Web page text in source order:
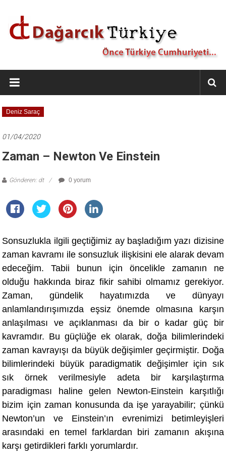
Dağarcık
Türkiye
Önce
Türkiye
Deniz Saraç
01/04/2020
Zaman – Newton Ve Einstein
Gönderen: dt 0 yorum
Sonsuzlukla ilgili geçtiğimiz ay başladığım yazı dizisine
zaman kavramı ile sonsuzluk ilişkisini ele alarak devam
edeceğim. Tabii bunun için öncelikle zamanın ne
olduğu hakkında biraz fikir sahibi olmamız gerekiyor.
Zaman, gündelik hayatımızda ve dünyayı
anlamlandırışımızda eşsiz önemde olmasına karşın
anlaşılması ve açıklanması da bir o kadar güç bir
kavramdır. Bu güçlüğe ek olarak, doğa bilimlerindeki
zaman kavrayışı da büyük değişimler geçirmiştir. Doğa
bilimlerindeki büyük paradigmatik değişimler için sık
sık örnek verilmesiyle adeta bir karşılaştırma
paradigması haline gelen Newton-Einstein karşıtlığı
bizim için zaman konusunda da işe yarayabilir; çünkü
Newton’un ve Einstein’ın evrenimizi betimleyişleri
arasındaki en temel farklardan biri zamanın akışına
karşı getirdikleri farklı yorumlardır.